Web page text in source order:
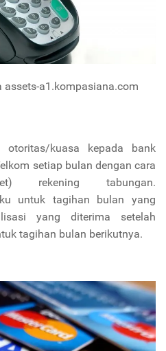
assets-a1.kompasiana.com
otoritas/kuasa kepada bank
setiap bulan dengan cara
rekening tabungan.
untuk tagihan bulan yang
yang diterima setelah
tagihan bulan berikutnya.